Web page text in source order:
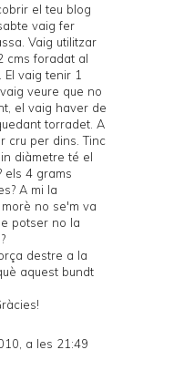
el teu blog
vaig fer
Vaig utilitzar
cms foradat al
vaig tenir 1
veure que no
el vaig haver de
torradet. A
cru per dins. Tinc
diàmetre té el
els 4 grams
A mi la
no se'm va
potser no la
destre a la
aquest bundt
a les 21:49